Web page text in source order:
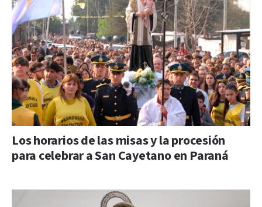
Los horarios de las misas y la procesión
para celebrar a San Cayetano en Paraná